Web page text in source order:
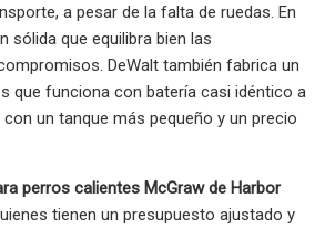
a pesar de la falta de ruedas. En
sólida que equilibra bien las
DeWalt también fabrica un
que funciona con batería casi idéntico a
un tanque más pequeño y un precio
perros calientes McGraw de Harbor
tienen un presupuesto ajustado y